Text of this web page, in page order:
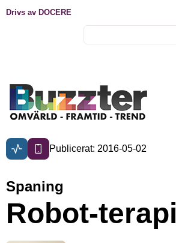
Drivs av DOCERE
Publicerat: 2016-05-02
Spaning
Robot-terapi